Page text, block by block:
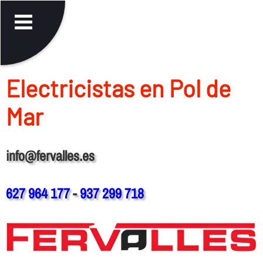
Electricistas en Pol de
Mar
info@fervalles.es
627 964 177-937 299 718